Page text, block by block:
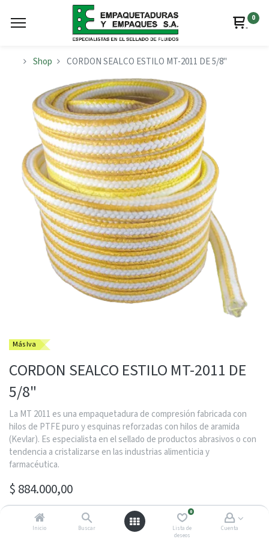
Inicio Buscar
0
Lista de
deseos
Cuenta
0
Shop CORDON SEALCO ESTILO MT-2011 DE 5/8"
Más Iva
CORDON SEALCO ESTILO MT-2011 DE
5/8"
La MT 2011 es una empaquetadura de compresión fabricada con
hilos de PTFE puro y esquinas reforzadas con hilos de aramida
(Kevlar). Es especialista en el sellado de productos abrasivos o con
tendencia a cristalizarse en las industrias alimenticia y
farmacéutica.
$ 884.000,00
COMUNIQUESE CON SU ASESOR SERGIO DAVID AL (604)3505000